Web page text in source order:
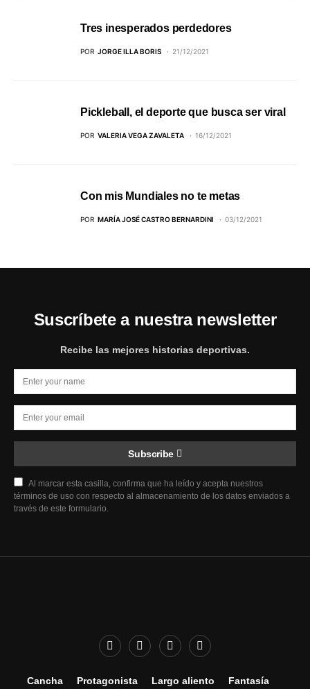
Tres inesperados perdedores
POR JORGE ILLA BORIS 21/12/2021
Pickleball, el deporte que busca ser viral
POR VALERIA VEGA ZAVALETA 16/12/2021
Con mis Mundiales no te metas
POR MARÍA JOSÉ CASTRO BERNARDINI 03/12/2021
Suscríbete a nuestra newsletter
Recibe las mejores historias deportivas.
Subscribe
Al marcar esta casilla, confirma que ha leído y acepta nuestros
términos de uso con respecto al almacenamiento de los datos enviados a
través de este formulario.
Cancha Protagonista Largo aliento Fantasía